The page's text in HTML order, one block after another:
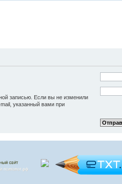
записью. Если вы не изменили
указанный вами при